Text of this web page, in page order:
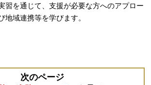
習を通じて、支援が必要な方へのアプロー
地域連携等を学びます。
次のページ